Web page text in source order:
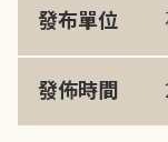
發布單位
發佈時間